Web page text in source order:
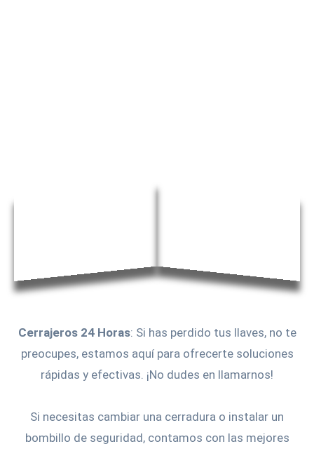
Cerrajeros 24 Horas: Si has perdido tus llaves, no te
preocupes, estamos aquí para ofrecerte soluciones
rápidas y efectivas. ¡No dudes en llamarnos!
Si necesitas cambiar una cerradura o instalar un
bombillo de seguridad, contamos con las mejores